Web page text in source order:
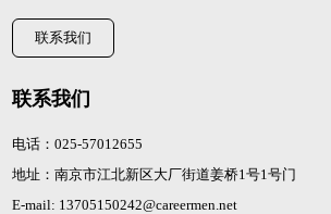
联系我们
联系我们
电话：025-57012655
地址：南京市江北新区大厂街道姜桥1号1号门
E-mail: 13705150242@careermen.net